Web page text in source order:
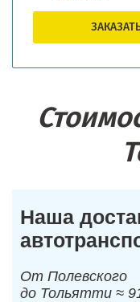
Наша
От Полевского
до Тольятти ≈